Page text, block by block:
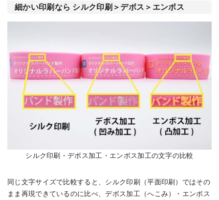
細かい印刷なら シルク印刷＞デボス＞エンボス
シルク印刷・デボス加工・エンボス加工の文字の比較
同じ文字サイズで比較すると、シルク印刷（平面印刷）ではその
まま再現できているのに比べ、デボス加工（へこみ）・エンボス